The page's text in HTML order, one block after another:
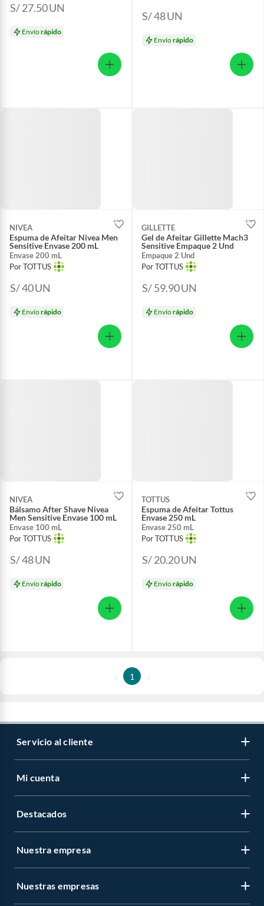
S/ 27.50UN
Envíorápido
S/ 48UN
Envíorápido
NIVEA
Espuma de Afeitar Nivea Men
Sensitive Envase 200 mL
Envase 200 mL
Por TOTTUS
S/ 40UN
Envíorápido
GILLETTE
Gel de Afeitar Gillette Mach3
Sensitive Empaque 2 Und
Empaque 2 Und
Por TOTTUS
S/ 59.90UN
Envíorápido
NIVEA
Bálsamo After Shave Nivea
Men Sensitive Envase 100 mL
Envase 100 mL
Por TOTTUS
S/ 48UN
Envíorápido
TOTTUS
Espuma de Afeitar Tottus
Envase 250 mL
Envase 250 mL
Por TOTTUS
S/ 20.20UN
Envíorápido
1
Servicio al cliente
Mi cuenta
Destacados
Nuestra empresa
Nuestras empresas